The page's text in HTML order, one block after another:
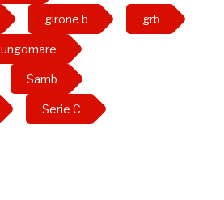
girone b grb
lungomare
Samb
Serie C